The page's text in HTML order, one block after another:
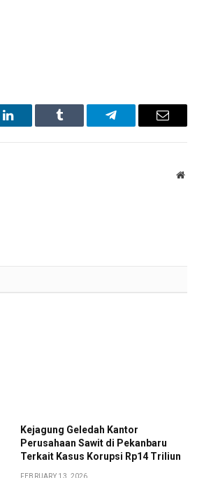
LinkedIn Tumblr Telegram Email
Website
Kejagung Geledah Kantor
Perusahaan Sawit di Pekanbaru
Terkait Kasus Korupsi Rp14 Triliun
FEBRUARY 13, 2026